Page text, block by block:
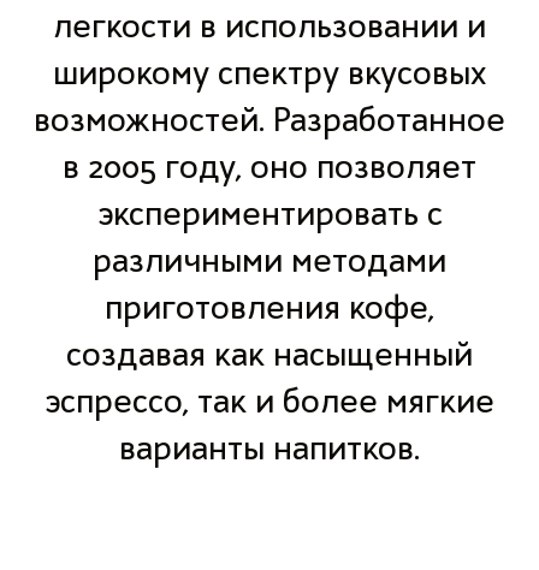
легкости в использовании и
широкому спектру вкусовых
возможностей. Разработанное
в 2005 году, оно позволяет
экспериментировать с
различными методами
приготовления кофе,
создавая как насыщенный
эспрессо, так и более мягкие
варианты напитков.